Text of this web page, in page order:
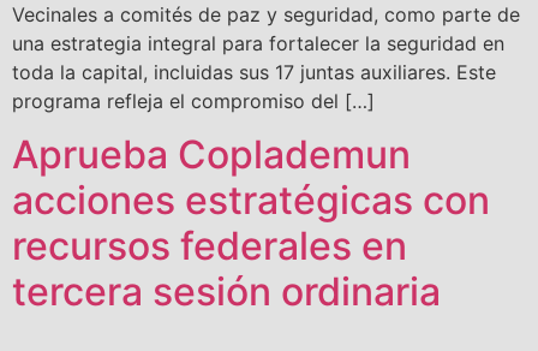
Vecinales a comités de paz y seguridad, como parte de
una estrategia integral para fortalecer la seguridad en
toda la capital, incluidas sus 17 juntas auxiliares. Este
programa refleja el compromiso del […]
Aprueba Coplademun
acciones estratégicas con
recursos federales en
tercera sesión ordinaria